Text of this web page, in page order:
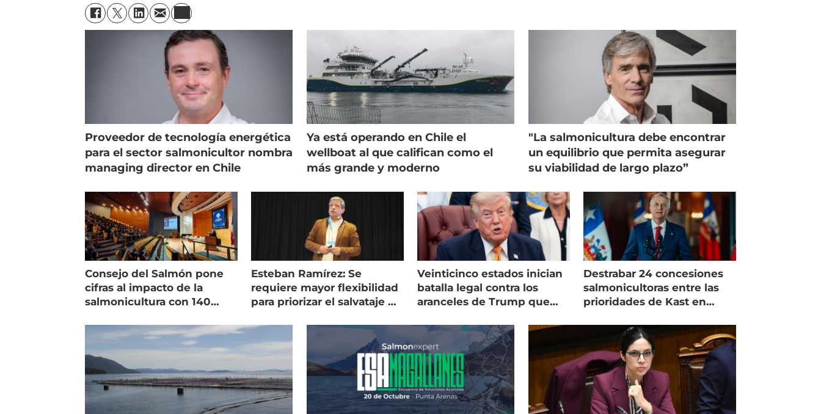
Proveedor de tecnología energética
para el sector salmonicultor nombra
managing director en Chile
Ya está operando en Chile el
wellboat al que califican como el
más grande y moderno
"La salmonicultura debe encontrar
un equilibrio que permita asegurar
su viabilidad de largo plazo”
Consejo del Salmón pone
cifras al impacto de la
salmonicultura con 140
Esteban Ramírez: Se
requiere mayor flexibilidad
para priorizar el salvataje de
Veinticinco estados inician
batalla legal contra los
aranceles de Trump que
Destrabar 24 concesiones
salmonicultoras entre las
prioridades de Kast en